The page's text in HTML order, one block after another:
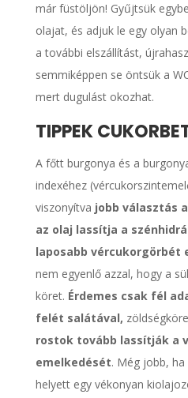
már füstöljön! Gyűjtsük
olajat, és adjuk le egy olyan
a további elszállítást,
semmiképpen se öntsük a
mert dugulást okozhat.
TIPPEK
A főtt burgonya és a
indexéhez
viszonyítva jobb választás
az olaj lassítja a
laposabb vércukorgörbét
nem egyenlő azzal, hogy a
köret. Érdemes csak fél
felét salátával,
rostok tovább lassítják a
emelkedését. Még jobb,
helyett egy vékonyan